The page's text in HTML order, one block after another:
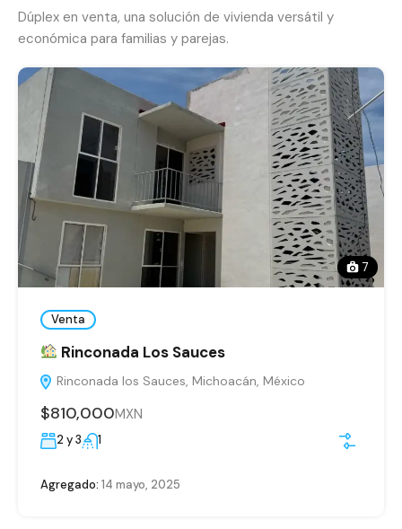
Dúplex en venta, una solución de vivienda versátil y
económica para familias y parejas.
7
Venta
Rinconada Los Sauces
Rinconada los Sauces, Michoacán, México
$810,000MXN
2 y 3 1
Agregado: 14 mayo, 2025